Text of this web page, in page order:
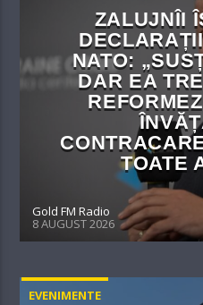
ZALUJNÎI
NATO:
DAR EA
TOATE
Gold FM Radio
8 AUGUST 2026
EVENIMENTE